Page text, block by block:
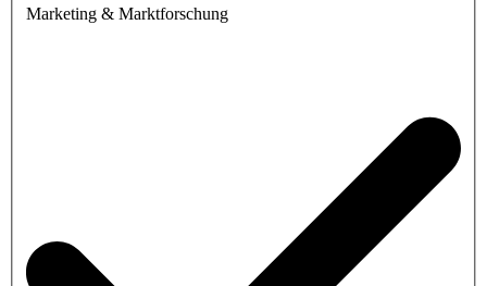
Marketing & Marktforschung